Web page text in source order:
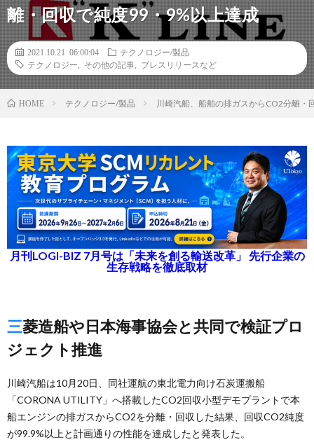
離・回収で純度99・9%以上達成
2021.10.21 06:00:04
テクノロジー/製品
テクノロジー
その他の記事 プレスリリースなど
HOME テクノロジー/製品 川崎汽船、船舶の排ガスからCO2分離・
月刊LOGI-BIZ 7月号は「未来を創る輸送改革」 先行企業の
生存戦略を徹底取材
三菱造船や日本海事協会と共同で検証プロ
ジェクト推進
川崎汽船は10月20日、同社運航の東北電力向け石炭運搬船
「CORONA UTILITY」へ搭載したCO2回収小型デモプラントで本
船エンジンの排ガスからCO2を分離・回収した結果、回収CO2純度
が99.9%以上と計画通りの性能を達成したと発表した。